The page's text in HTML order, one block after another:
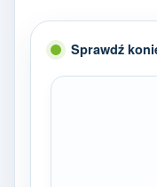
Sprawdź